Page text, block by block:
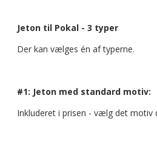
Jeton til Pokal - 3 typer
Der kan vælges én af typerne.
#1: Jeton med standard motiv:
Inkluderet i prisen - vælg det motiv